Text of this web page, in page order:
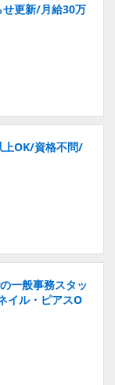
更新/月給30万
上OK/資格不問/
一般事務スタッ
イル・ピアスO